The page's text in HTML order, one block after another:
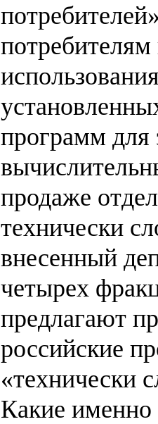
программ для
продаже
технически
внесенный
четырех
предлагают
российские
«технически
Какие